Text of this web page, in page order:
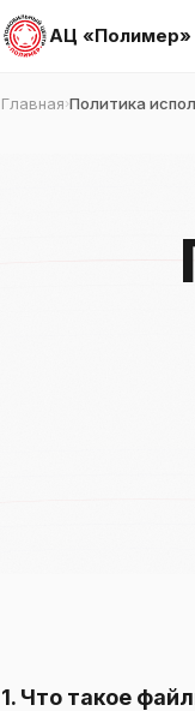
АЦ «Полимер»
Главная›Политика
1. Что такое